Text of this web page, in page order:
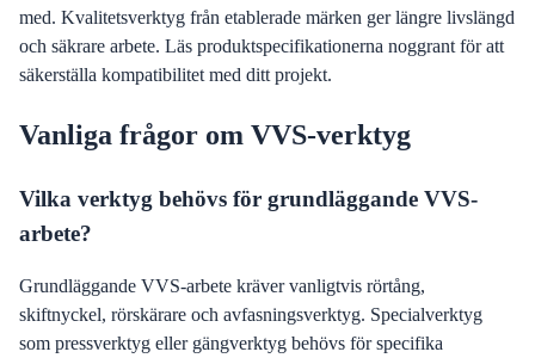
med. Kvalitetsverktyg från etablerade märken ger längre livslängd
och säkrare arbete. Läs produktspecifikationerna noggrant för att
säkerställa kompatibilitet med ditt projekt.
Vanliga frågor om VVS-verktyg
Vilka verktyg behövs för grundläggande VVS-
arbete?
Grundläggande VVS-arbete kräver vanligtvis rörtång,
skiftnyckel, rörskärare och avfasningsverktyg. Specialverktyg
som pressverktyg eller gängverktyg behövs för specifika